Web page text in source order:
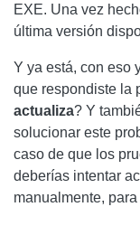
EXE. Una vez
última versión
Y ya está, con eso
que respondiste la
actualiza? Y
solucionar este
caso de que los
deberías intentar
manualmente,